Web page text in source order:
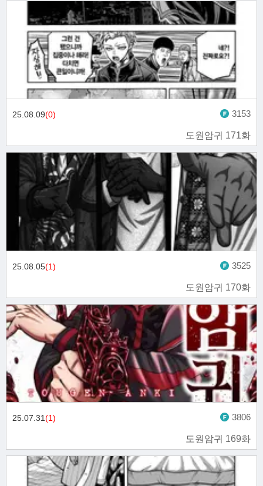
도원암귀 171화
25.08.09(0) 3153
도원암귀 170화
25.08.05(1) 3525
도원암귀 169화
25.07.31(1) 3806